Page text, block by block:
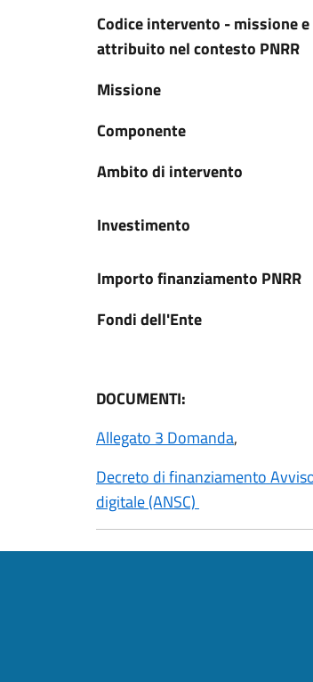
Codice intervento - missione
attribuito nel contesto PNRR
Missione
Componente
Ambito di intervento
Investimento
Importo finanziamento PNRR
Fondi dell'Ente
DOCUMENTI:
Allegato 3 Domanda,
Decreto di finanziamento
digitale (ANSC)